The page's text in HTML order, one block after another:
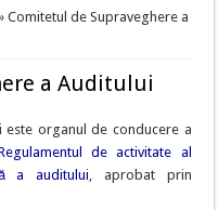
Comitetul de Supraveghere a
a Auditului
este organul de conducere a
de activitate al
a auditului , aprobat prin